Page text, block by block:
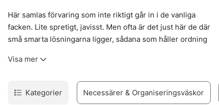
Här samlas förvaring som inte riktigt går in i de vanliga
facken. Lite spretigt, javisst. Men ofta är det just här de där
små smarta lösningarna ligger, sådana som håller ordning
blir ett enda myller i väskan.
isfiskefodral där grejerna kan ligga färdigriggade och redo.
Bra när tiden är knapp. Bra när fingrarna är stela. Och bra
Visa mer
Kategorier Necessärer & Organiseringsväskor